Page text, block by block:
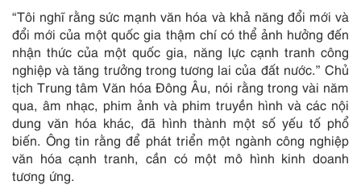
“Tôi nghĩ rằng sức mạnh văn hóa và khả năng đổi mới và
đổi mới của một quốc gia thậm chí có thể ảnh hưởng đến
nhận thức của một quốc gia, năng lực cạnh tranh công
nghiệp và tăng trưởng trong tương lai của đất nước.” Chủ
tịch Trung tâm Văn hóa Đông Âu, nói rằng trong vài năm
qua, âm nhạc, phim ảnh và phim truyền hình và các nội
dung văn hóa khác, đã hình thành một số yếu tố phổ
biến. Ông tin rằng để phát triển một ngành công nghiệp
văn hóa cạnh tranh, cần có một mô hình kinh doanh
tương ứng.